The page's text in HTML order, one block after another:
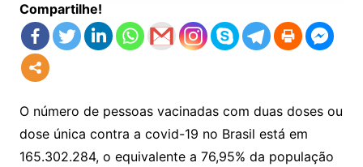
Compartilhe!
O número de pessoas vacinadas com duas doses ou
dose única contra a covid-19 no Brasil está em
165.302.284, o equivalente a 76,95% da população